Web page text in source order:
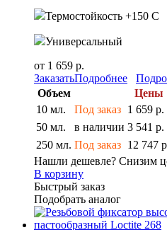
Термостойкость +150 С
Универсальный
от 1 659 р.
ЗаказатьПодробнее
Объем
Цены
10 мл.
Под заказ 1 659 р.
50 мл.
в наличии 3 541 р.
250 мл. Под заказ 12 747
Нашли дешевле? Снизим
В корзину
Быстрый заказ
Подобрать аналог